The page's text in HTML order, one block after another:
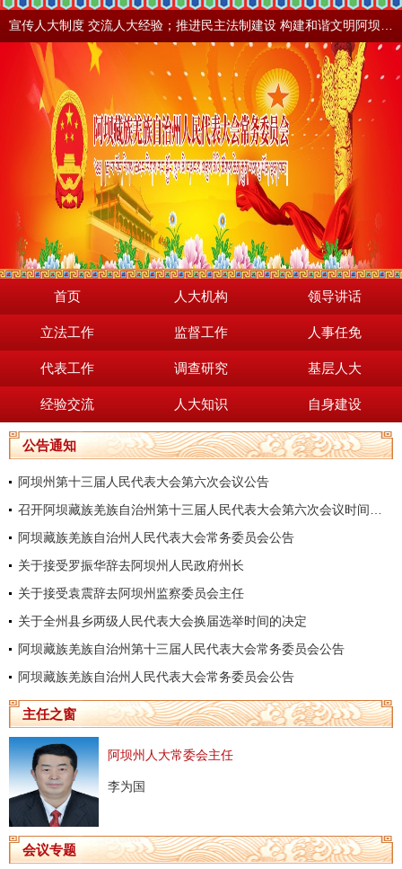
首页 人大机构 领导讲话
立法工作 监督工作 人事任免
代表工作 调查研究 基层人大
经验交流 人大知识 自身建设
公告通知
阿坝州第十三届人民代表大会第六次会议公告
阿坝藏族羌族自治州人民代表大会常务委员会公告
关于接受罗振华辞去阿坝州人民政府州长
关于接受袁震辞去阿坝州监察委员会主任
关于全州县乡两级人民代表大会换届选举时间的决定
阿坝藏族羌族自治州第十三届人民代表大会常务委员会公告
阿坝藏族羌族自治州人民代表大会常务委员会公告
主任之窗
阿坝州人大常委会主任
李为国
会议专题